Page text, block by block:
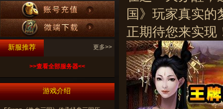
更多>>
新服推荐
>>查看全部服务器<<
游戏介绍
国》玩家真实
正期待您来实现